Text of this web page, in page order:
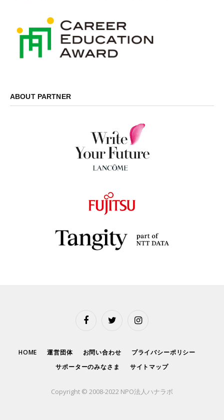
ABOUT PARTNER
FacebookTwitter Instagram
HOME 運営団体 お問い合わせ
プライバシーポリシー
サポーターのみなさま
サイトマップ
Copyright © 2008-2022 NPO法人ハナラボ